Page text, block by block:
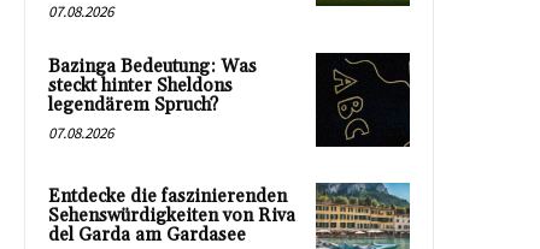
07.08.2026
Bazinga Bedeutung: Was
steckt hinter Sheldons
legendärem Spruch?
07.08.2026
Entdecke die faszinierenden
Sehenswürdigkeiten von Riva
del Garda am Gardasee